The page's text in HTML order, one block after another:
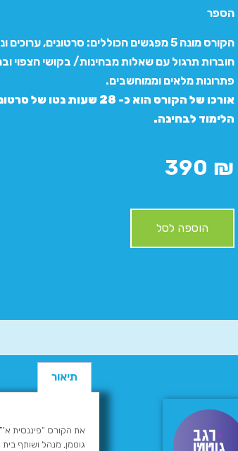
הספר
הקורס מונה 5 מפגשים הכוללים: סרטונים,
חוברות תרגול עם שאלות מבחינות/ בקושי הצפוי
פתרונות מלאים וממוחשבים.
אורכו של הקורס הוא כ- 28
הלימוד לבחינה.
390 ₪
הוספה לסל
תיאור
את הקורס “פיננסית
גוטמן, מנהל ושותף